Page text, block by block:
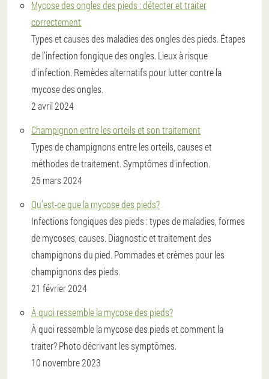
Mycose des ongles des pieds : détecter et traiter
correctement
Types et causes des maladies des ongles des pieds. Étapes
de l’infection fongique des ongles. Lieux à risque
d’infection. Remèdes alternatifs pour lutter contre la
mycose des ongles.
2 avril 2024
Champignon entre les orteils et son traitement
Types de champignons entre les orteils, causes et
méthodes de traitement. Symptômes d'infection.
25 mars 2024
Qu’est-ce que la mycose des pieds?
Infections fongiques des pieds : types de maladies, formes
de mycoses, causes. Diagnostic et traitement des
champignons du pied. Pommades et crèmes pour les
champignons des pieds.
21 février 2024
À quoi ressemble la mycose des pieds?
À quoi ressemble la mycose des pieds et comment la
traiter? Photo décrivant les symptômes.
10 novembre 2023